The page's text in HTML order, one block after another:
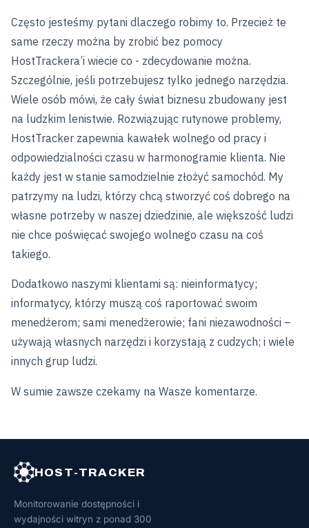
Często jesteśmy pytani dlaczego robimy to. Przecież te
same rzeczy można by zrobić bez pomocy
HostTrackera’i wiecie co - zdecydowanie można.
Szczególnie, jeśli potrzebujesz tylko jednego narzędzia.
Wiele osób mówi, że cały świat biznesu zbudowany jest
na ludzkim lenistwie. Rozwiązując rutynowe problemy,
HostTracker zapewnia kawałek wolnego od pracy i
odpowiedzialności czasu w harmonogramie klienta. Nie
każdy jest w stanie samodzielnie złożyć samochód. My
patrzymy na ludzi, którzy chcą stworzyć coś dobrego na
własne potrzeby w naszej dziedzinie, ale większość ludzi
nie chce poświęcać swojego wolnego czasu na coś
takiego.
Dodatkowo naszymi klientami są: nieinformatycy;
informatycy, którzy muszą coś raportować swoim
menedżerom; sami menedżerowie; fani niezawodności –
używają własnych narzędzi i korzystają z cudzych; i wiele
innych grup ludzi.
W sumie zawsze czekamy na Wasze komentarze.
HOST-TRACKER
Monitorowanie dostępności i
wydajności witryn z ponad 300